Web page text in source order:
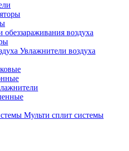
обеззараживания воздуха
Увлажнители воздуха
Мульти сплит системы